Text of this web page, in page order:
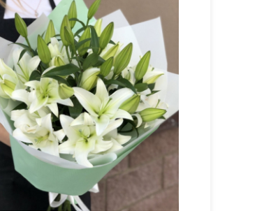
Можем добавить гипсофилу.